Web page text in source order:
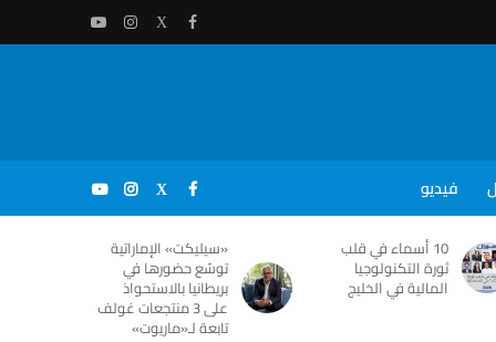
فيديو
10 أسماء في قلب
ثورة التكنولوجيا
المالية في الخليج
«سيليكت» الإماراتية
توسّع حضورها في
بريطانيا بالاستحواذ
على 3 منتجعات غولف
تابعة لـ«ماريوت»